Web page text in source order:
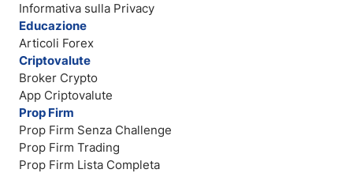
Informativa sulla Privacy
Educazione
Articoli Forex
Criptovalute
Broker Crypto
App Criptovalute
Prop Firm
Prop Firm Senza Challenge
Prop Firm Trading
Prop Firm Lista Completa